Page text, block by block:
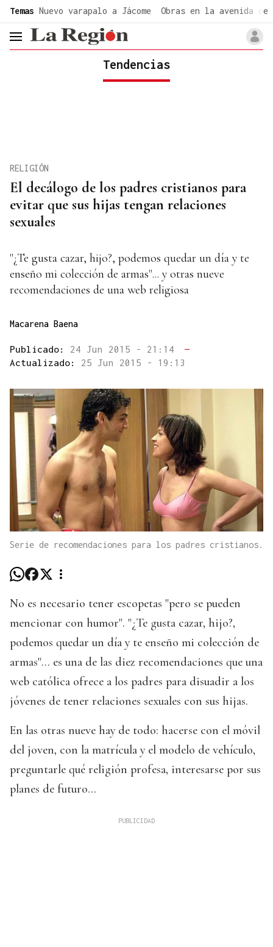
Temas Nuevo varapalo a Jácome Obras en la avenida de
header.menu.open
Tendencias
El decálogo de los padres cristianos para
evitar que sus hijas tengan relaciones
sexuales
RELIGIÓN
"¿Te gusta cazar, hijo?, podemos quedar un día y te
enseño mi colección de armas"... y otras nueve
recomendaciones de una web religiosa
Macarena Baena
Publicado: 24 Jun 2015 - 21:14
—
Actualizado: 25 Jun 2015 - 19:13
Serie de recomendaciones para los padres cristianos.
No es necesario tener escopetas "pero se pueden
mencionar con humor". "¿Te gusta cazar, hijo?,
podemos quedar un día y te enseño mi colección de
armas"... es una de las diez recomendaciones que una
web católica ofrece a los padres para disuadir a los
jóvenes de tener relaciones sexuales con sus hijas.
En las otras nueve hay de todo: hacerse con el móvil
del joven, con la matrícula y el modelo de vehículo,
preguntarle qué religión profesa, interesarse por sus
planes de futuro...